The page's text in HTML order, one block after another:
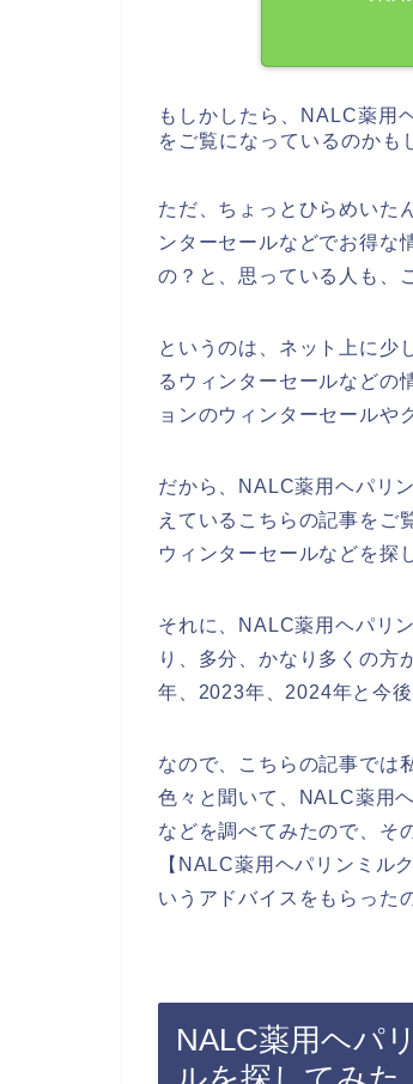
もしかしたら、NALC薬用
をご覧になっているのかも
ただ、ちょっとひらめいた
ンターセールなどでお得な
の？と、思っている人も、
というのは、ネット上に少
るウィンターセールなどの
ョンのウィンターセールや
だから、NALC薬用ヘパリ
えているこちらの記事をご
ウィンターセールなどを探
それに、NALC薬用ヘパリ
り、多分、かなり多くの方
年、2023年、2024年と今
なので、こちらの記事では
色々と聞いて、NALC薬用
などを調べてみたので、そ
【NALC薬用ヘパリンミル
いうアドバイスをもらった
NALC薬用ヘパ